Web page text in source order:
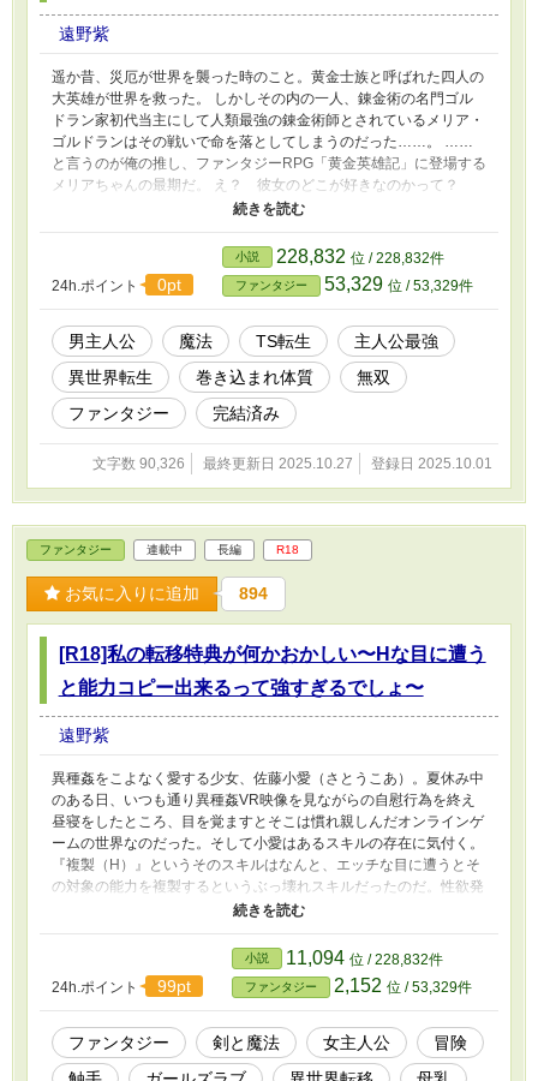
遠野紫
遥か昔、災厄が世界を襲った時のこと。黄金士族と呼ばれた四人の
大英雄が世界を救った。 しかしその内の一人、錬金術の名門ゴル
ドラン家初代当主にして人類最強の錬金術師とされているメリア・
ゴルドランはその戦いで命を落としてしまうのだった……。 ……
と言うのが俺の推し、ファンタジーRPG「黄金英雄記」に登場する
メリアちゃんの最期だ。 え？ 彼女のどこが好きなのかって？
おいおい言わせるなよ。そりゃもう全部よ全部。 けどまあ、しい
て言うのなら……まるで美術品のような可憐な姿とは裏腹にどこか
高慢でいけ好かない性格をしているところかな。ただし、弱者は決
して見捨てない。そんな高貴なところがより一層好きを加速させ
る。そのせいで事あるごとに厄介ごとに首を突っ込むところもまた
愛嬌ってもの。 まあでも、それはもはやどうでもいいんだ。 だっ
てどういう訳か今の俺……メリアちゃん本人になってるんだもん。
しかも言動が俺の意思を無視してメリアちゃんのそれになってしま
っているんだが……！？ ――これは推しの体で転生し、ロール
（役割）の奴隷となってしまった俺の異世界探訪記である。
24h.ポイント 0pt
小説 228,832 位 / 228,832件
ファンタジー 53,329 位 / 53,329件
男主人公 魔法 TS転生
主人公最強
異世界転生
巻き込まれ体質
無双
ファンタジー
完結済み
文字数 90,326 最終更新日 2025.10.27 登録日 2025.10.01
ファンタジー 連載中 長編 R18
お気に入りに追加 894
[R18]私の転移特典が何かおかしい〜Hな目に遭う
と能力コピー出来るって強すぎるでしょ〜
遠野紫
異種姦をこよなく愛する少女、佐藤小愛（さとうこあ）。夏休み中
のある日、いつも通り異種姦VR映像を見ながらの自慰行為を終え
昼寝をしたところ、目を覚ますとそこは慣れ親しんだオンラインゲ
ームの世界なのだった。そして小愛はあるスキルの存在に気付く。
『複製（H）』というそのスキルはなんと、エッチな目に遭うとそ
の対象の能力を複製するというぶっ壊れスキルだったのだ。性欲発
散とスキル習得を同時にこなせる一石二鳥な状況を満喫するため、
24h.ポイント 99pt
小説 11,094 位 / 228,832件
ファンタジー 2,152 位 / 53,329件
ファンタジー 剣と魔法 女主人公
冒険